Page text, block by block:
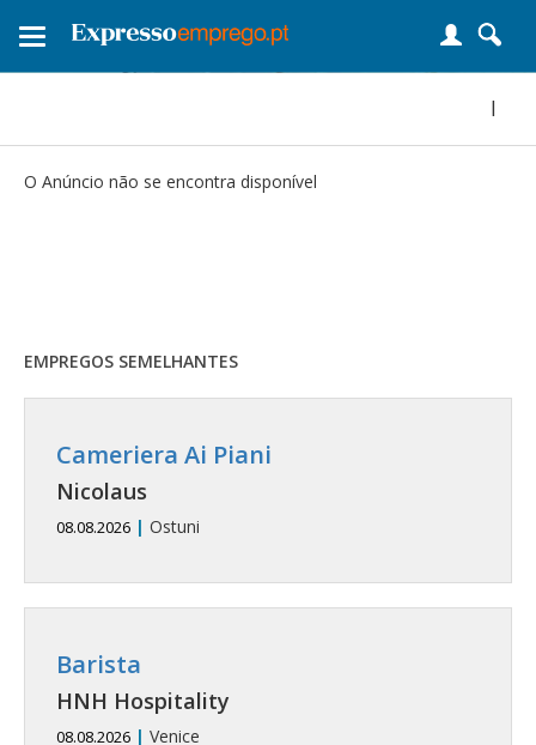
Toggle
|
O Anúncio não se encontra disponível
EMPREGOS SEMELHANTES
Cameriera Ai Piani
Nicolaus
08.08.2026 | Ostuni
Barista
HNH Hospitality
08.08.2026 | Venice